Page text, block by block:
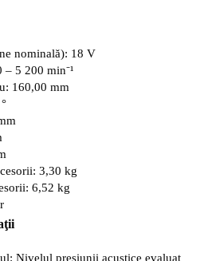
nominală): 18 V
5 200 min⁻¹
160,00 mm
3,30 kg
6,52 kg
Nivelul presiunii acustice evaluat